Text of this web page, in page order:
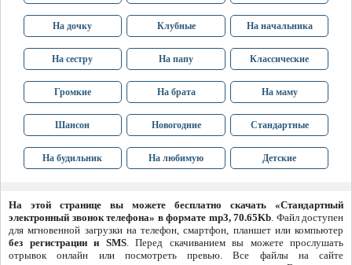
На дочку Клубные На начальника
На сестру На папу Классические
Громкие На брата На маму
Шансон Новогодние Стандартные
На будильник На любимую Детские
На этой странице вы можете бесплатно скачать «Стандартный
электронный звонок телефона» в формате mp3, 70.65Kb. Файл доступен
для мгновенной загрузки на телефон, смартфон, планшет или компьютер
без регистрации и SMS. Перед скачиванием вы можете прослушать
отрывок онлайн или посмотреть превью. Все файлы на сайте